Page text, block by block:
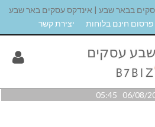
בבאר שבע | אינדקס עסקים באר שבע
פרסום חינם בלוחות יצירת קשר
06/08/2026